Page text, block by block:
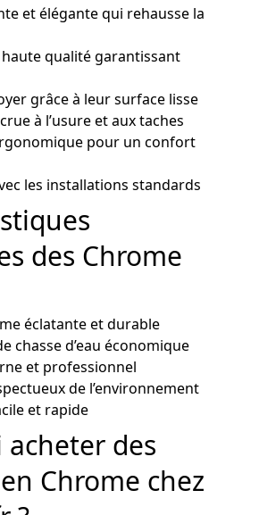
et élégante qui rehausse la
qualité garantissant
grâce à leur surface lisse
à l’usure et aux taches
pour un confort
les installations standards
des Chrome
éclatante et durable
chasse d’eau économique
et professionnel
de l’environnement
et rapide
des
Chrome chez